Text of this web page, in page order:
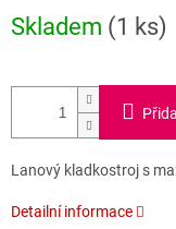
cena:
Skladem (1 ks)
Lanový kladkostroj s
Detailní informace